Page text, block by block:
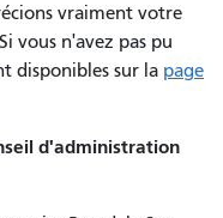
vraiment votre
vous n'avez pas pu
disponibles sur la page
d'administration